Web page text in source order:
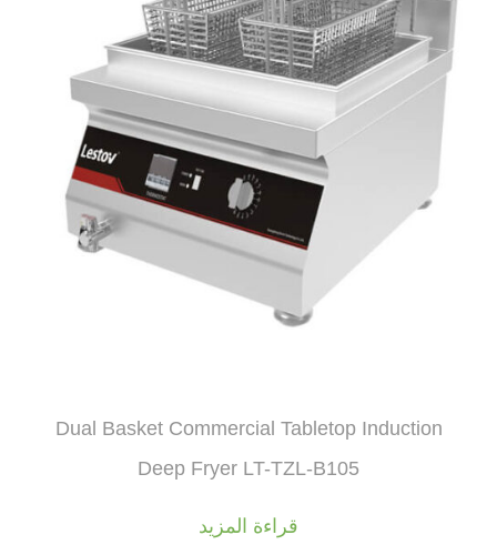
Dual Basket Commercial Tabletop Induction
Deep Fryer LT-TZL-B105
قراءة المزيد